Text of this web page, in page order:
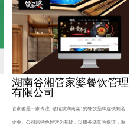
湖南谷湘管家婆餐饮管理
有限公司
管家婆是一家专注“做精致湖南菜”的餐饮品牌连锁知名
企业。公司以特色经营为基础，以服务满意为保证，秉